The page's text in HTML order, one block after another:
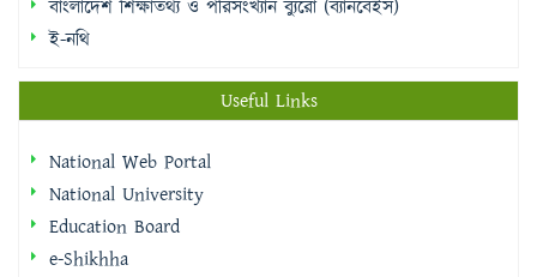
বাংলাদেশ শিক্ষাতথ্য ও পরিসংখ্যান ব্যুরো (ব্যানবেইস)
ই-নথি
Useful Links
National Web Portal
National University
Education Board
e-Shikhha